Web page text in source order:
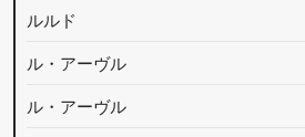
ルルド
ル・アーヴル
ル・アーヴル